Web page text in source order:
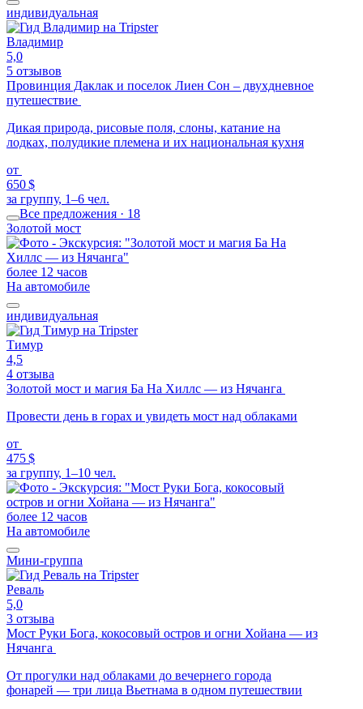
индивидуальная
Владимир
5,0
5 отзывов
Провинция Даклак и поселок Лиен Сон – двухдневное
путешествие
Дикая природа, рисовые поля, слоны, катание на
лодках, полудикие племена и их национальная кухня
от
650 $
за группу, 1–6 чел.
Все предложения · 18
Золотой мост
более 12 часов
На автомобиле
индивидуальная
Тимур
4,5
4 отзыва
Золотой мост и магия Ба На Хиллс — из Нячанга
Провести день в горах и увидеть мост над облаками
от
475 $
за группу, 1–10 чел.
более 12 часов
На автомобиле
Мини-группа
Реваль
5,0
3 отзыва
Мост Руки Бога, кокосовый остров и огни Хойана — из
Нячанга
От прогулки над облаками до вечернего города
фонарей — три лица Вьетнама в одном путешествии